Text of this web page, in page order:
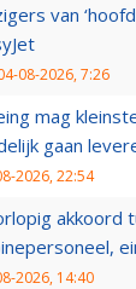
van
08-2026, 7:26
mag
gaan
2026, 22:54
akkoord
2026, 14:40